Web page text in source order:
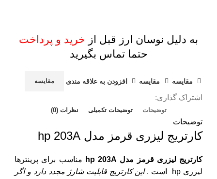
به دلیل نوسان ارز قبل از خرید و پرداخت
حتما تماس بگیرید
مقايسه مقایسه افزودن به علاقه مندی مقایسه
اشتراک گذاری:
توضیحات توضیحات تکمیلی نظرات (0)
توضیحات
کارتریج لیزری قرمز مدل hp 203A
کارتریج لیزری قرمز مدل hp 203A
مناسب برای پرینترها
لیزری
است . این کارتریج قابلیت شارژ مجدد دارد و اگر